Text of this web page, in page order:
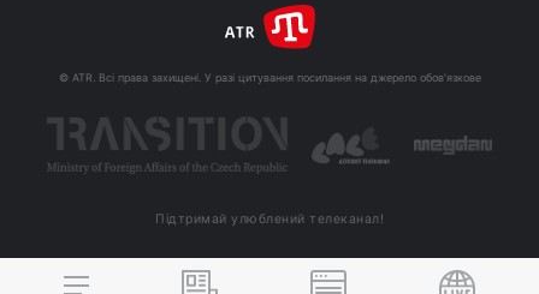
© ATR. Всі права захищені. У разі цитування посилання на джерело обов'язкове
Підтримай улюблений телеканал!